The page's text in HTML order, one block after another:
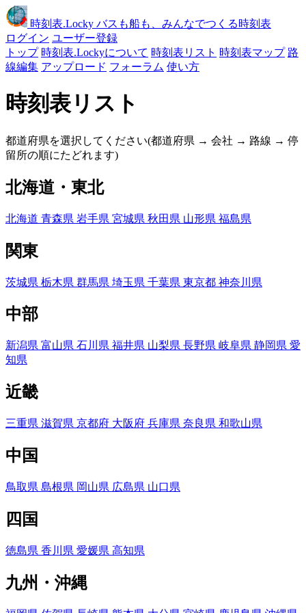
時刻表.Locky バスも船も、みんなでつくる時刻表
ログイン ユーザー登録
トップ 時刻表.Lockyについて 時刻表リスト 時刻表マップ 路
線編集 アップロード フォーラム 使い方
時刻表リスト
都道府県を選択してください(都道府県 → 会社 → 路線 → 停
留所の順にたどれます)
北海道・東北
北海道 青森県 岩手県 宮城県 秋田県 山形県 福島県
関東
茨城県 栃木県 群馬県 埼玉県 千葉県 東京都 神奈川県
中部
新潟県 富山県 石川県 福井県 山梨県 長野県 岐阜県 静岡県 愛
知県
近畿
三重県 滋賀県 京都府 大阪府 兵庫県 奈良県 和歌山県
中国
鳥取県 島根県 岡山県 広島県 山口県
四国
徳島県 香川県 愛媛県 高知県
九州・沖縄